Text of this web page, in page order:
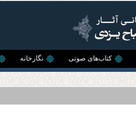
کتاب‌های صوتی نگارخانه